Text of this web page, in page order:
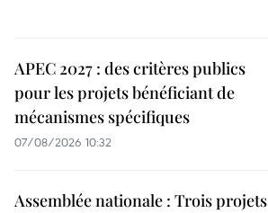
APEC 2027 : des critères publics
pour les projets bénéficiant de
mécanismes spécifiques
07/08/2026 10:32
Assemblée nationale : Trois projets